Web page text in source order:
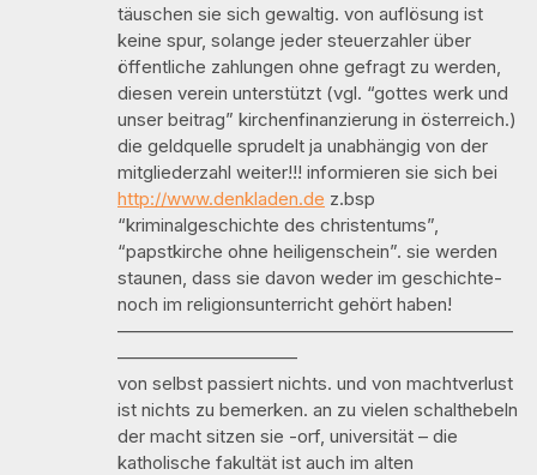
täuschen sie sich gewaltig. von auflösung ist
keine spur, solange jeder steuerzahler über
öffentliche zahlungen ohne gefragt zu werden,
diesen verein unterstützt (vgl. “gottes werk und
unser beitrag” kirchenfinanzierung in österreich.)
die geldquelle sprudelt ja unabhängig von der
mitgliederzahl weiter!!! informieren sie sich bei
http://www.denkladen.de z.bsp
“kriminalgeschichte des christentums”,
“papstkirche ohne heiligenschein”. sie werden
staunen, dass sie davon weder im geschichte-
noch im religionsunterricht gehört haben!
——————————————————————
——————————
von selbst passiert nichts. und von machtverlust
ist nichts zu bemerken. an zu vielen schalthebeln
der macht sitzen sie -orf, universität – die
katholische fakultät ist auch im alten